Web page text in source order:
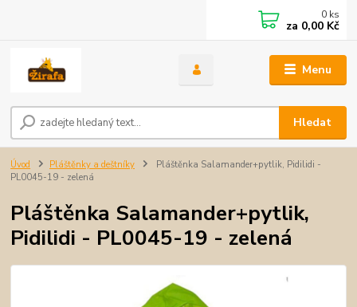
Menu
Hledat
0 ks
za 0,00 Kč
Úvod Pláštěnky a deštníky
Pláštěnka Salamander+pytlik, Pidilidi -
PL0045-19 - zelená
Pláštěnka Salamander+pytlik,
Pidilidi - PL0045-19 - zelená